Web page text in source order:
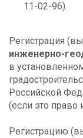
11-02-96).
Регистрация
инженерно-
в
Российской
(если это право
Регистрацию